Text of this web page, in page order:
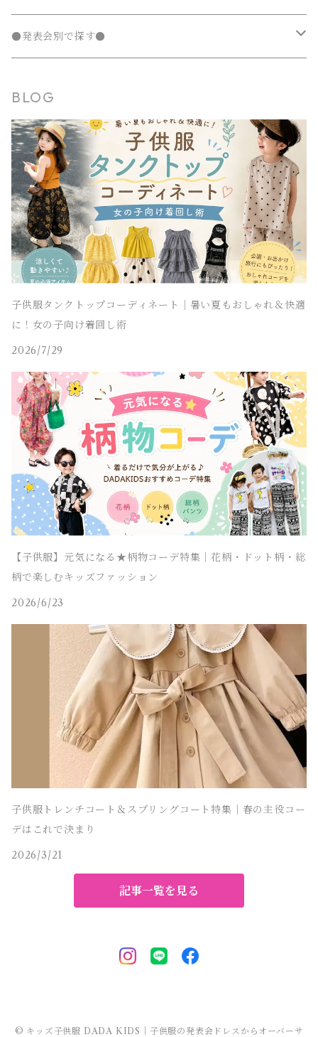
チェスターコート
ジャージ
タンクトップ
ポンチョ
チェスターコート
パンツ セットアップ
靴
ワンピース
チュニック
ドレス
ラッシュガード
ワンピース水着
セパレート水着
ジャージ
タンクトップ
ポンチョ
チェスターコート
長袖
スカート セットアップ
靴・小物
レギンス・タイツ
サロペット・オーバーオール
水着
ラッシュガード
ワンピース水着
セパレート水着
ジャージ
タンクトップ
ノーカラージャケット
マウンテンパーカー
ポンチョ
チェスターコート
半袖
フォーマルスーツ
靴
靴下
レギンス・タイツ
オールインワン
サロペット・オーバーオール
水着
ラッシュガード
ワンピース水着
セパレート水着
フォーマル 子供服
アウトドアミックス 子供服
オーバーサイズ・ビッグシルエット 子供服
ユニセックス 子供服
ストリート 子供服
100～140cm
M～XXXL
入園式
men's
lady's
結婚式ドレス
men's
lady's
●発表会別で探す●
長袖
半袖
袖なし・ノースリーブ
コンクール 発表会ドレス
ダンス発表会
BLOG
子供服タンクトップコーディネート｜暑い夏もおしゃれ＆快適
に！女の子向け着回し術
2026/7/29
【子供服】元気になる★柄物コーデ特集｜花柄・ドット柄・総
柄で楽しむキッズファッション
2026/6/23
子供服トレンチコート＆スプリングコート特集｜春の主役コー
デはこれで決まり
2026/3/21
記事一覧を見る
© キッズ子供服 DADA KIDS｜子供服の発表会ドレスからオーバーサ